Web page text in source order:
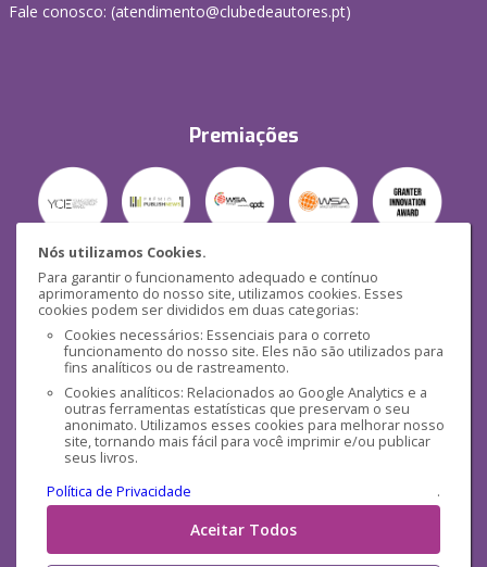
Nós utilizamos Cookies.
Para garantir o funcionamento adequado e contínuo
aprimoramento do nosso site, utilizamos cookies. Esses
cookies podem ser divididos em duas categorias:
Cookies necessários: Essenciais para o correto
funcionamento do nosso site. Eles não são utilizados para
fins analíticos ou de rastreamento.
Cookies analíticos: Relacionados ao Google Analytics e a
outras ferramentas estatísticas que preservam o seu
anonimato. Utilizamos esses cookies para melhorar nosso
site, tornando mais fácil para você imprimir e/ou publicar
seus livros.
Política de Privacidade
.
Aceitar Todos
Fale conosco: (atendimento@clubedeautores.pt)
Premiações
Segurança
Mídias Sociais